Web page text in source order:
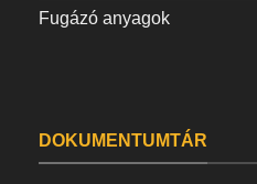
Fugázó anyagok
DOKUMENTUMTÁR